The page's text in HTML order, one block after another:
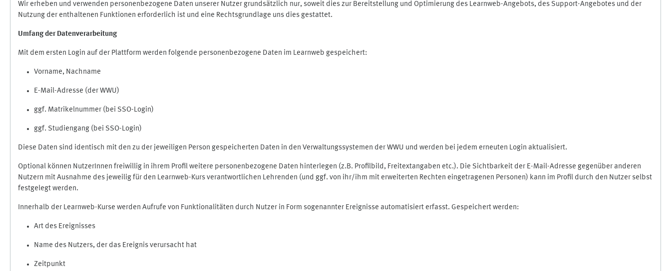
Wir erheben und verwenden personenbezogene Daten unserer Nutzer grundsätzlich nur, soweit dies zur Bereitstellung und Optimierung des Learnweb-Angebots, des Support-Angebotes und der
Nutzung der enthaltenen Funktionen erforderlich ist und eine Rechtsgrundlage uns dies gestattet.
Umfang der Datenverarbeitung
Mit dem ersten Login auf der Plattform werden folgende personenbezogene Daten im Learnweb gespeichert:
Vorname, Nachname
E-Mail-Adresse (der WWU)
ggf. Matrikelnummer (bei SSO-Login)
ggf. Studiengang (bei SSO-Login)
Diese Daten sind identisch mit den zu der jeweiligen Person gespeicherten Daten in den Verwaltungssystemen der WWU und werden bei jedem erneuten Login aktualisiert.
Optional können NutzerInnen freiwillig in ihrem Profil weitere personenbezogene Daten hinterlegen (z.B. Profilbild, Freitextangaben etc.). Die Sichtbarkeit der E-Mail-Adresse gegenüber anderen
Nutzern mit Ausnahme des jeweilig für den Learnweb-Kurs verantwortlichen Lehrenden (und ggf. von ihr/ihm mit erweiterten Rechten eingetragenen Personen) kann im Profil durch den Nutzer selbst
festgelegt werden.
Innerhalb der Learnweb-Kurse werden Aufrufe von Funktionalitäten durch Nutzer in Form sogenannter Ereignisse automatisiert erfasst. Gespeichert werden:
Art des Ereignisses
Name des Nutzers, der das Ereignis verursacht hat
Zeitpunkt